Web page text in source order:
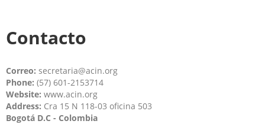
Contacto
Correo: secretaria@acin.org
Phone: (57) 601-2153714
Website: www.acin.org
Address: Cra 15 N 118-03 oficina 503
Bogotá D.C - Colombia